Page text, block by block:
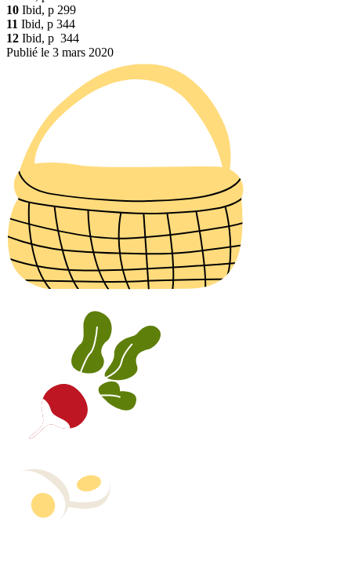
10 Ibid, p 299
11 Ibid, p 344
12 Ibid, p 344
Publié le 3 mars 2020